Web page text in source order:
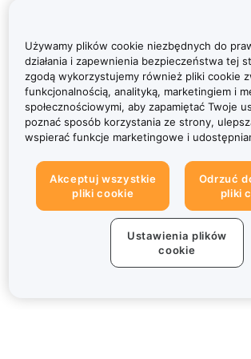
Używamy plików cookie niezbędnych do
działania i zapewnienia bezpieczeństwa tej
zgodą wykorzystujemy również pliki cookie
funkcjonalnością, analityką, marketingiem i
społecznościowymi, aby zapamiętać Twoje
poznać sposób korzystania ze strony,
wspierać funkcje marketingowe i
Akceptuj wszystkie
pliki cookie
Odrzuć
pliki
Ustawienia plików
cookie